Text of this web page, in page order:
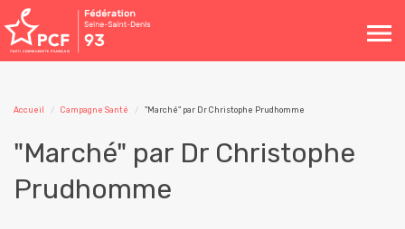
Toggle
navigation
Accueil Campagne Santé "Marché" par Dr Christophe Prudhomme
"Marché" par Dr Christophe
Prudhomme